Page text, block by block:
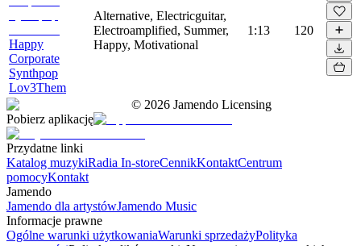
Happy
Corporate
Synthpop
Lov3Them
Alternative, Electricguitar,
Electroamplified, Summer,
Happy, Motivational
1:13 120
© 2026 Jamendo Licensing
Pobierz aplikację
Przydatne linki
Katalog muzykiRadia In-storeCennikKontaktCentrum
pomocyKontakt
Jamendo
Jamendo dla artystówJamendo Music
Informacje prawne
Ogólne warunki użytkowaniaWarunki sprzedażyPolityka